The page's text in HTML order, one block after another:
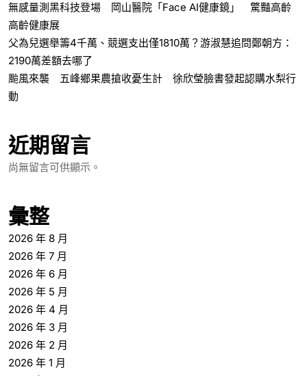
無感量測黑科技登場 岡山醫院「Face AI健康鏡」 驚豔高齡
高齡健康展
父為兒選舉籌4千萬、競選支出僅1810萬？游淑慧追問鄭朝方：
2190萬差額去哪了
颱風來襲 五峰鄉果農搶收憂生計 徐欣瑩臉書發起認購水梨行
動
近期留言
尚無留言可供顯示。
彙整
2026 年 8 月
2026 年 7 月
2026 年 6 月
2026 年 5 月
2026 年 4 月
2026 年 3 月
2026 年 2 月
2026 年 1 月